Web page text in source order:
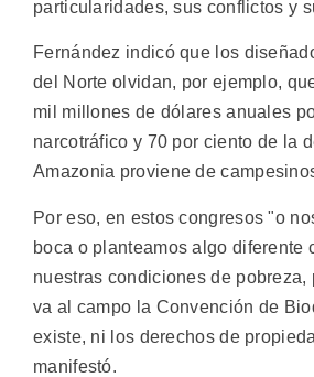
particularidades, sus conflictos y
Fernández indicó que los
del Norte olvidan, por ejemplo,
mil millones de dólares anuales
narcotráfico y 70 por ciento de la
Amazonia proviene de
Por eso, en estos congresos "o
boca o planteamos algo diferente
nuestras condiciones de pobreza,
va al campo la Convención de
existe, ni los derechos de
manifestó.